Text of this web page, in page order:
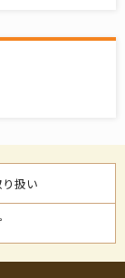
扱い